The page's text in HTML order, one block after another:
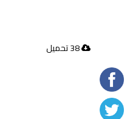
38 تحميل